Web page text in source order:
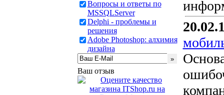
Вопросы и ответы по
MSSQLServer
Delphi - проблемы и
решения
Adobe Photoshop: алхимия
дизайна
Ваш отзыв